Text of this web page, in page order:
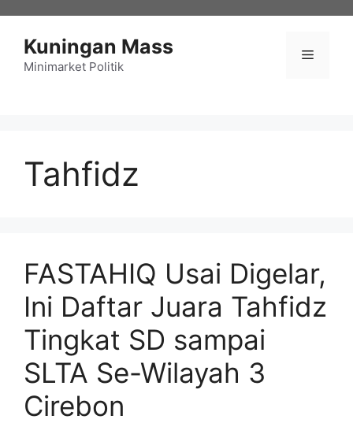
Kuningan Mass
Minimarket Politik
Menu
Tahfidz
FASTAHIQ Usai Digelar,
Ini Daftar Juara Tahfidz
Tingkat SD sampai
SLTA Se-Wilayah 3
Cirebon